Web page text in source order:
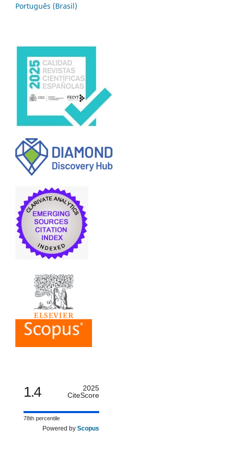
Português (Brasil)
1.4
2025
CiteScore
78th percentile
Powered by Scopus